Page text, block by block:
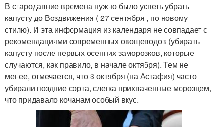
В стародавние времена нужно было успеть убрать
капусту до Воздвижения ( 27 сентября , по новому
стилю). И эта информация из календаря не совпадает с
рекомендациями современных овощеводов (убирать
капусту после первых осенних заморозков, которые
случаются, как правило, в начале октября). Тем не
менее, отмечается, что 3 октября (на Астафия) часто
убирали поздние сорта, слегка прихваченные морозцем,
что придавало кочанам особый вкус.